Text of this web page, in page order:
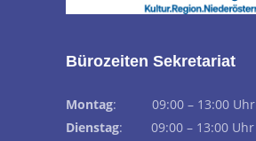
Bürozeiten Sekretariat
Montag: 09:00 – 13:00 Uhr
Dienstag: 09:00 – 13:00 Uhr